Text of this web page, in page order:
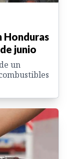
Honduras
junio
un